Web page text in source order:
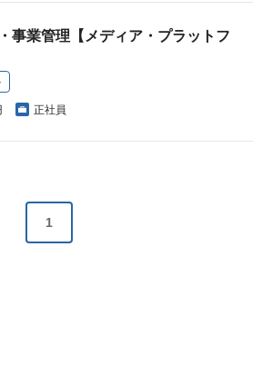
事業管理【メディア・プラットフ
正社員
1